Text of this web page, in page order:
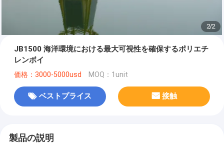
2/2
JB1500 海洋環境における最大可視性を確保するポリエチ
レンボイ
価格：3000-5000usd MOQ：1unit
ベストプライス 接触
製品の説明